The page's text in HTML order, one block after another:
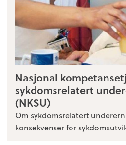
Nasjonal
sykdomsrelatert
(NKSU)
Om sykdomsrelatert
konsekvenser for